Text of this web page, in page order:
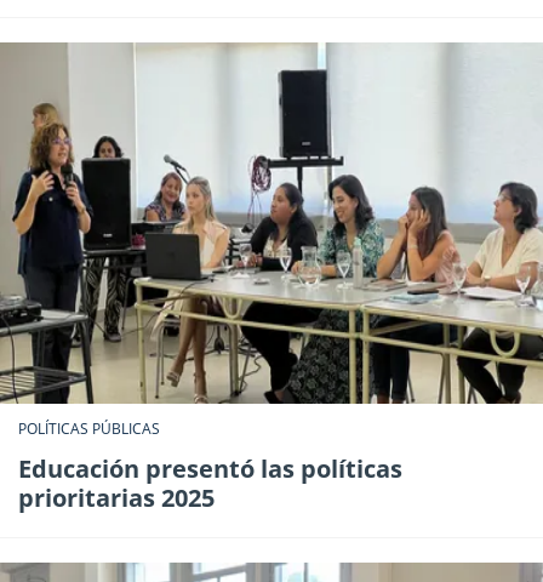
POLÍTICAS PÚBLICAS
Educación presentó las políticas
prioritarias 2025